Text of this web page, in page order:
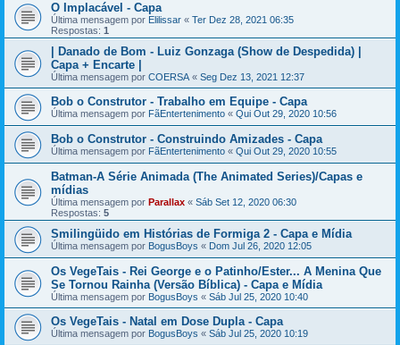
O Implacável - Capa
Última mensagem por Elilissar « Ter Dez 28, 2021 06:35
Respostas: 1
| Danado de Bom - Luiz Gonzaga (Show de Despedida) |
Capa + Encarte |
Última mensagem por COERSA « Seg Dez 13, 2021 12:37
Bob o Construtor - Trabalho em Equipe - Capa
Última mensagem por FãEntertenimento « Qui Out 29, 2020 10:56
Bob o Construtor - Construindo Amizades - Capa
Última mensagem por FãEntertenimento « Qui Out 29, 2020 10:55
Batman-A Série Animada (The Animated Series)/Capas e
mídias
Última mensagem por Parallax « Sáb Set 12, 2020 06:30
Respostas: 5
Smilingüido em Histórias de Formiga 2 - Capa e Mídia
Última mensagem por BogusBoys « Dom Jul 26, 2020 12:05
Os VegeTais - Rei George e o Patinho/Ester... A Menina Que
Se Tornou Rainha (Versão Bíblica) - Capa e Mídia
Última mensagem por BogusBoys « Sáb Jul 25, 2020 10:40
Os VegeTais - Natal em Dose Dupla - Capa
Última mensagem por BogusBoys « Sáb Jul 25, 2020 10:19